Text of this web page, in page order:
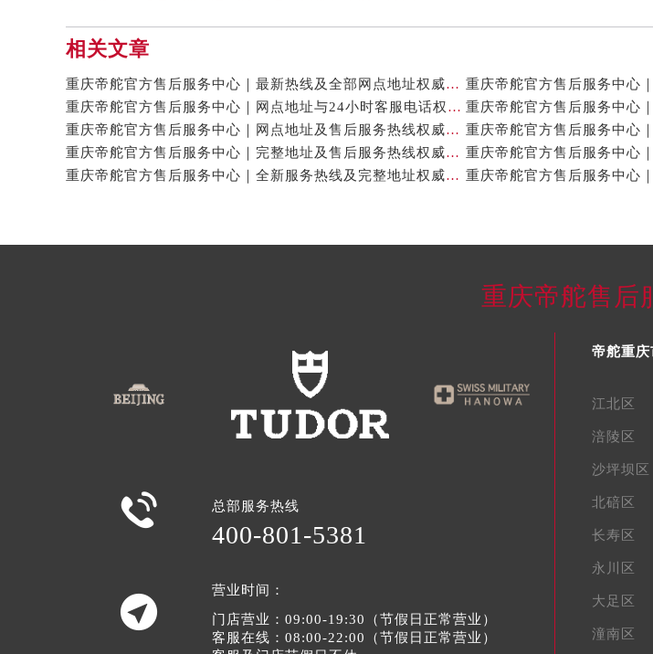
相关文章
重庆帝舵官方售后服务中心｜最新热线及全部网点地址权威信息公示（2026年7月最新）
重庆帝舵官方售后服务中心｜网点地址与24小时客服电话权威信息公示（2026年7月最新）
重庆帝舵官方售后服务中心｜网点地址及售后服务热线权威信息公示（2026年7月最新）
重庆帝舵官方售后服务中心｜完整地址及售后服务热线权威信息公示（2026年7月最新）
重庆帝舵官方售后服务中心｜全新服务热线及完整地址权威信息公示（2026年7月最新）
重庆帝舵售后
 总部服务热线
400-801-5381

营业时间：
门店营业：09:00-19:30（节假日正常营业）
客服在线：08:00-22:00（节假日正常营业）
帝舵重
江北区
涪陵区
沙坪坝区
北碚区
长寿区
永川区
大足区
潼南区